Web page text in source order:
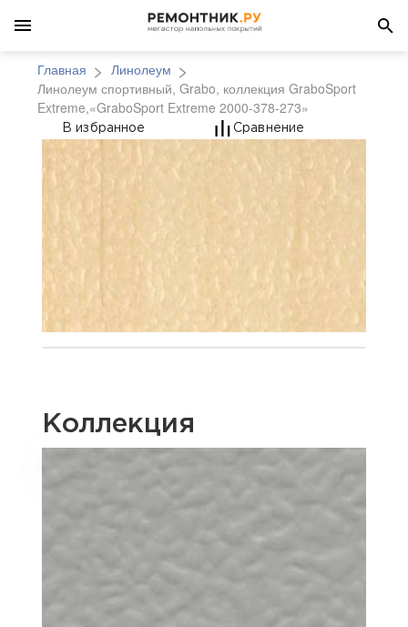
Главная
Линолеум
Линолеум спортивный, Grabo, коллекция GraboSport
Extreme,«GraboSport Extreme 2000-378-273»
Линолеум
В избранное Сравнение
Коллекция